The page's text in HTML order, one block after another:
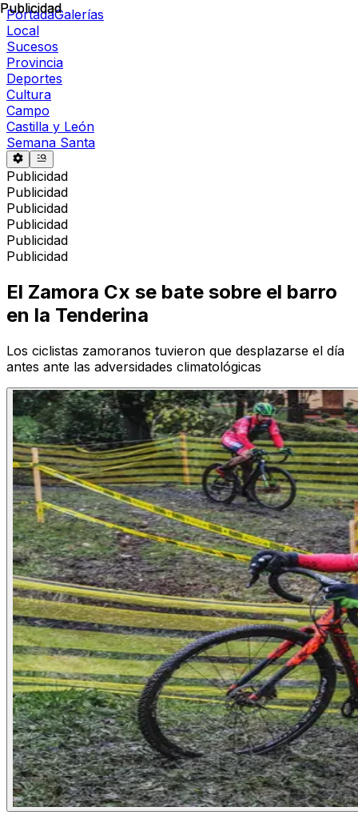
PortadaGalerías
Local
Sucesos
Provincia
Deportes
Cultura
Campo
Castilla y León
Semana Santa
Publicidad
Publicidad
Publicidad
Publicidad
Publicidad
Publicidad
Publicidad
El Zamora Cx se bate sobre el barro
en la Tenderina
Los ciclistas zamoranos tuvieron que desplazarse el día
antes ante las adversidades climatológicas
Publicidad